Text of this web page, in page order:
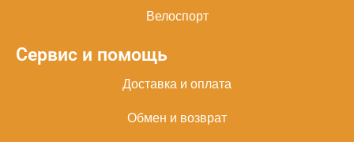
Велоспорт
Сервис и помощь
Доставка и оплата
Обмен и возврат